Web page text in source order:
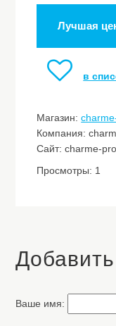
Лучшая
в
Магазин:
Компания:
Сайт: charme-
Просмотры: 1
Ваше имя: